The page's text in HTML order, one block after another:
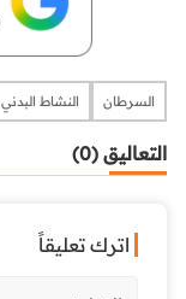
السرطان النشاط البدني
التعاليق (0)
اترك تعليقاً